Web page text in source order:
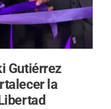
Gutiérrez
la